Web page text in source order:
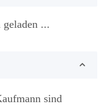
geladen ...
sind